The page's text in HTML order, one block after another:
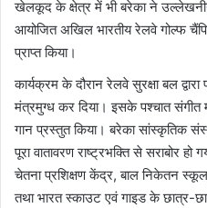
खेलकूद के क्षेत्र में भी बरेका ने
आयोजित अखिल भारतीय रेलवे गोल्फ
प्राप्त किया।
कार्यक्रम के दौरान रेलवे सुरक्षा बल
मंत्रमुग्ध कर दिया। इसके पश्चात संगीत
गान प्रस्तुत किया। बरेका सांस्कृतिक
पूरा वातावरण राष्ट्रभक्ति से सराबोर हो
चेतना प्रशिक्षण केंद्र, बाल निकेतन
तथा भारत स्काउट एवं गाइड के छात्र-